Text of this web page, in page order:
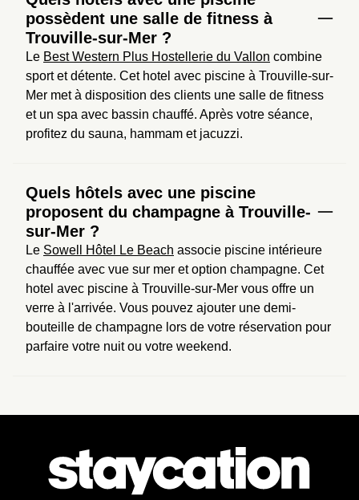
possèdent une salle de fitness à
Trouville-sur-Mer ?
Le Best Western Plus Hostellerie du Vallon combine
sport et détente. Cet hotel avec piscine à Trouville-sur-
Mer met à disposition des clients une salle de fitness
et un spa avec bassin chauffé. Après votre séance,
profitez du sauna, hammam et jacuzzi.
Quels hôtels avec une piscine
proposent du champagne à Trouville-
sur-Mer ?
Le Sowell Hôtel Le Beach associe piscine intérieure
chauffée avec vue sur mer et option champagne. Cet
hotel avec piscine à Trouville-sur-Mer vous offre un
verre à l'arrivée. Vous pouvez ajouter une demi-
bouteille de champagne lors de votre réservation pour
parfaire votre nuit ou votre weekend.